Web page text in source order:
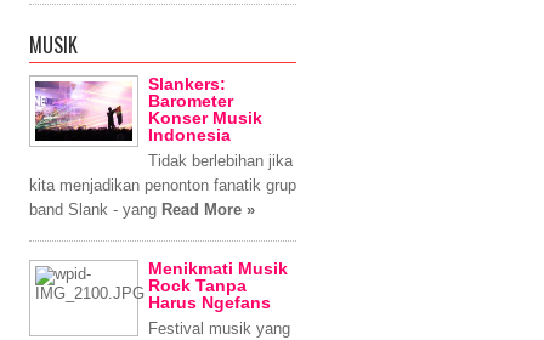
MUSIK
Slankers:
Barometer
Konser Musik
Indonesia
Tidak berlebihan jika
kita menjadikan penonton fanatik grup
band Slank - yang Read More »
Menikmati Musik
Rock Tanpa
Harus Ngefans
Festival musik yang